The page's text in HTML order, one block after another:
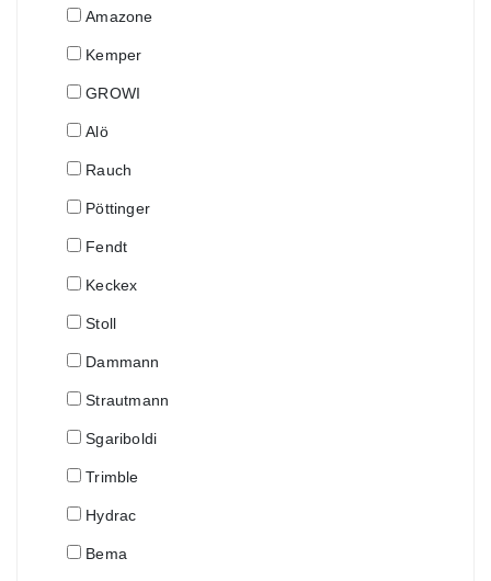
Amazone
Kemper
GROWI
Alö
Rauch
Pöttinger
Fendt
Keckex
Stoll
Dammann
Strautmann
Sgariboldi
Trimble
Hydrac
Bema